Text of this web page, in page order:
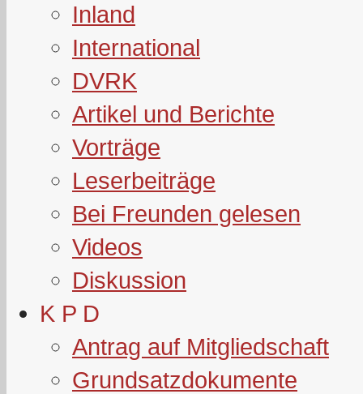
Inland
International
DVRK
Artikel und Berichte
Vorträge
Leserbeiträge
Bei Freunden gelesen
Videos
Diskussion
K P D
Antrag auf Mitgliedschaft
Grundsatzdokumente